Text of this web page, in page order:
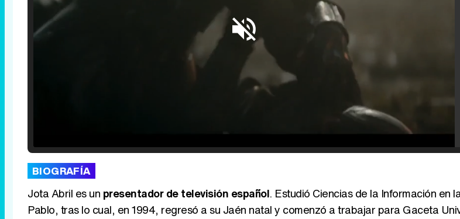
BIOGRAFÍA
Jota Abril es un presentador de televisión español. Estudió Ciencias de la Información en
Pablo, tras lo cual, en 1994, regresó a su Jaén natal y comenzó a trabajar para Gaceta